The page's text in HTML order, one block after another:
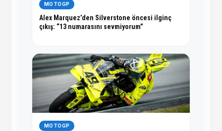
MOTOGP
Alex Marquez’den Silverstone öncesi ilginç
çıkış: “13 numarasını sevmiyorum”
MOTOGP